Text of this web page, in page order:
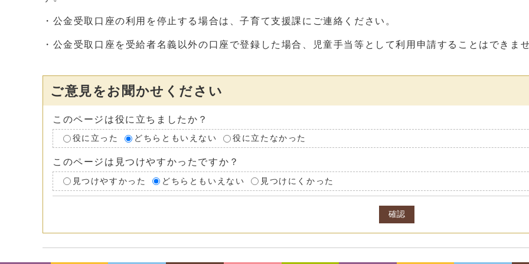
・公金受取口座の利用を停止する場合は、子育て支援課にご連絡ください。
・公金受取口座を受給者名義以外の口座で登録した場合、児童手当等として利用申請することはできま
ご意見をお聞かせください
このページは役に立ちましたか？
役に立った どちらともいえない 役に立たなかった
このページは見つけやすかったですか？
見つけやすかった どちらともいえない 見つけにくかった
確認